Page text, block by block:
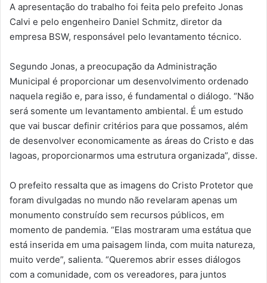
A apresentação do trabalho foi feita pelo prefeito Jonas
Calvi e pelo engenheiro Daniel Schmitz, diretor da
empresa BSW, responsável pelo levantamento técnico.
Segundo Jonas, a preocupação da Administração
Municipal é proporcionar um desenvolvimento ordenado
naquela região e, para isso, é fundamental o diálogo. “Não
será somente um levantamento ambiental. É um estudo
que vai buscar definir critérios para que possamos, além
de desenvolver economicamente as áreas do Cristo e das
lagoas, proporcionarmos uma estrutura organizada”, disse.
O prefeito ressalta que as imagens do Cristo Protetor que
foram divulgadas no mundo não revelaram apenas um
monumento construído sem recursos públicos, em
momento de pandemia. “Elas mostraram uma estátua que
está inserida em uma paisagem linda, com muita natureza,
muito verde”, salienta. “Queremos abrir esses diálogos
com a comunidade, com os vereadores, para juntos